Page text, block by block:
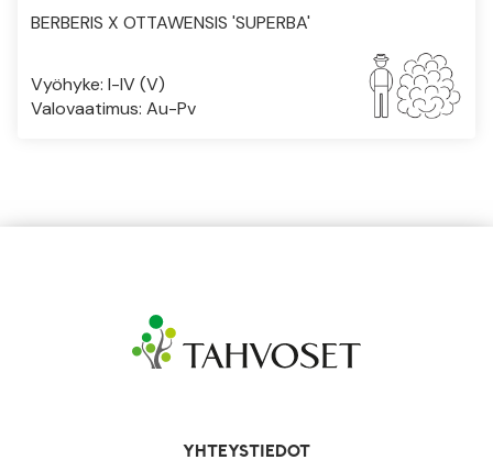
BERBERIS X OTTAWENSIS 'SUPERBA'
Vyöhyke: I-IV (V)
Valovaatimus: Au-Pv
YHTEYSTIEDOT